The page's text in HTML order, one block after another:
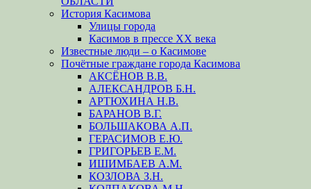
История Касимова
Улицы города
Касимов в прессе XX века
Известные люди – о Касимове
Почётные граждане города Касимова
АКСЁНОВ В.В.
АЛЕКСАНДРОВ Б.Н.
АРТЮХИНА Н.В.
БАРАНОВ В.Г.
БОЛЬШАКОВА А.П.
ГЕРАСИМОВ Е.Ю.
ГРИГОРЬЕВ Е.М.
ИШИМБАЕВ А.М.
КОЗЛОВА З.Н.